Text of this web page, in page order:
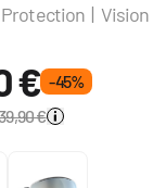
| Vision
€ - 45 %
€